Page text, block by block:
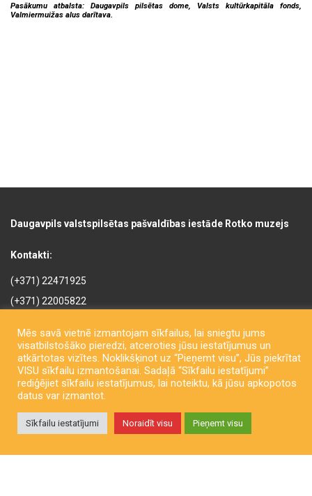
Pasākumu atbalsta: Daugavpils pilsētas dome, Valsts kultūrkapitāla fonds,
Valmiermuižas alus darītava.
Daugavpils valstspilsētas pašvaldības iestāde Rotko muzejs
Kontakti:
(+371) 22471925
(+371) 22005822
Mihaila iela 3, Daugavpils,
LV-5401, Latvija
Mēs savā vietnē izmantojam sīkfailus, lai sniegtu jums
visatbilstošāko pieredzi, atceroties jūsu iestatījumus un
atkārtotas vizītes. Noklikšķinot uz “Pieņemt visu”, Jūs piekrītat
VISU sīkfailu izmantošanai. Sadaļā “Sīkfailu iestatījumi”
rediģējiet sīkfailu iestatījumus, lai noteiktu, kā jūsu apkopotos
datus var izmantot.
Sīkfailu iestatījumi Noraidīt visu Pieņemt visu